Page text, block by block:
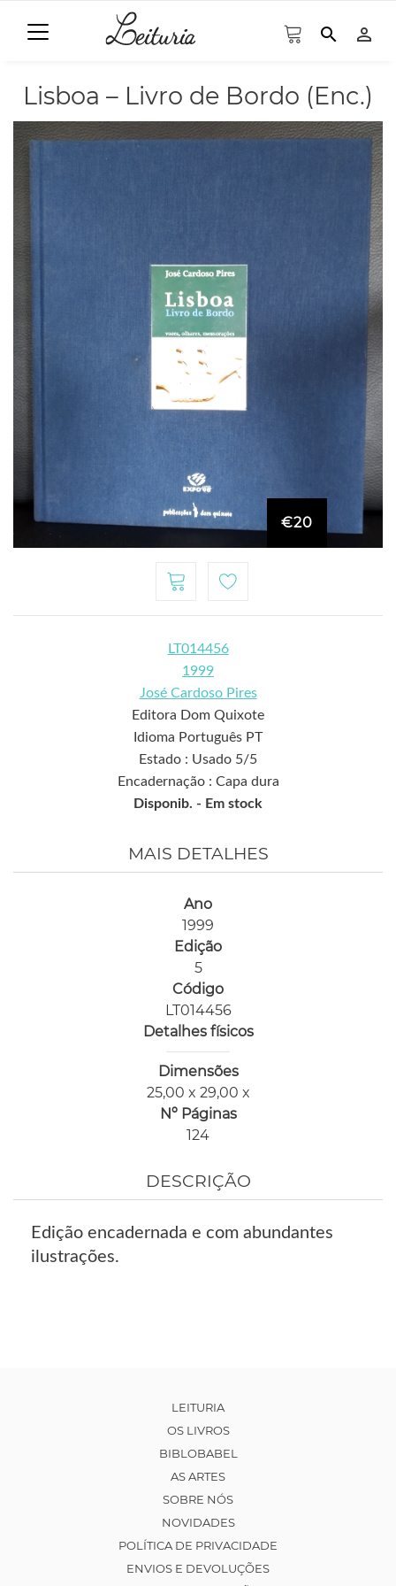
search person_outline
Lisboa – Livro de Bordo (Enc.)
€20
LT014456
1999
José Cardoso Pires
Editora Dom Quixote
Idioma Português PT
Estado : Usado 5/5
Encadernação : Capa dura
Disponib. - Em stock
MAIS DETALHES
Ano
1999
Edição
5
Código
LT014456
Detalhes físicos
Dimensões
25,00 x 29,00 x
Nº Páginas
124
DESCRIÇÃO
Edição encadernada e com abundantes
ilustrações.
LEITURIA
OS LIVROS
BIBLOBABEL
AS ARTES
SOBRE NÓS
NOVIDADES
POLÍTICA DE PRIVACIDADE
ENVIOS E DEVOLUÇÕES